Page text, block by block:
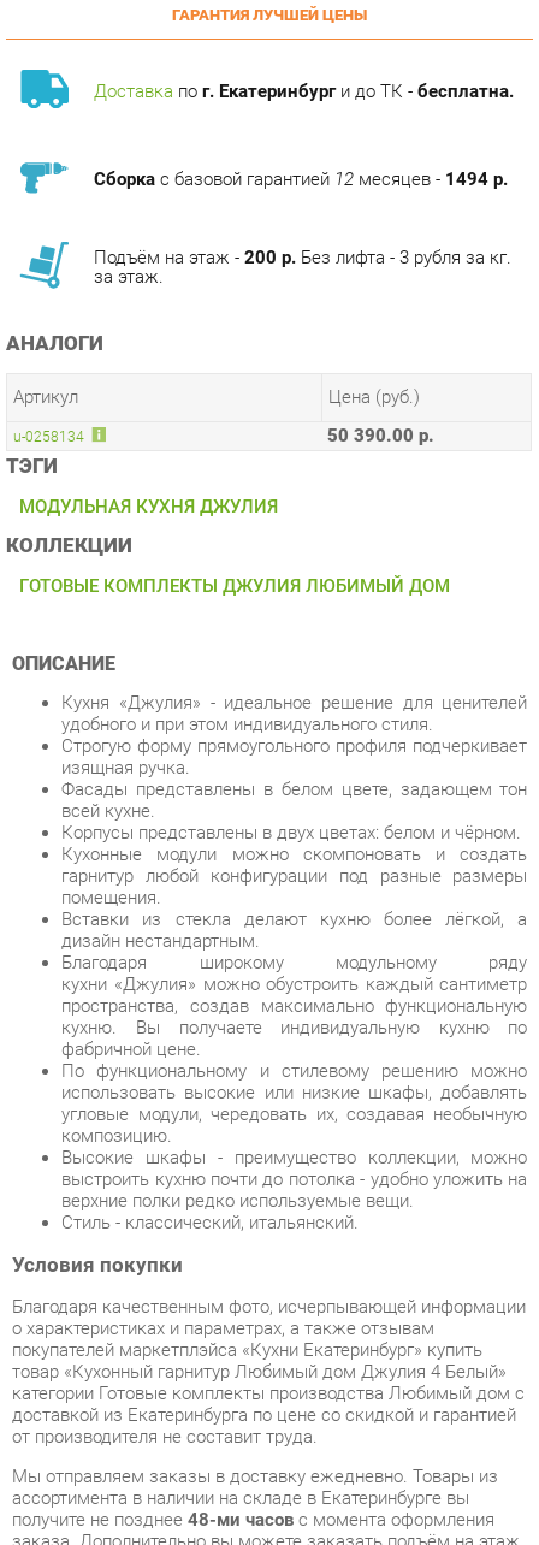
Доставкапог. Екатеринбурги до ТК -бесплатна.
АНАЛОГИ
Артикул
u-0258134 50 390.00 р.
ТЭГИ
МОДУЛЬНАЯ КУХНЯ ДЖУЛИЯ
КОЛЛЕКЦИИ
ГОТОВЫЕ КОМПЛЕКТЫ ДЖУЛИЯ ЛЮБИМЫЙ ДОМ
ОПИСАНИЕ
Строгую форму прямоугольного профиля подчеркивает
изящная ручка.
Фасады представлены в белом цвете, задающем тон
всей кухне.
Корпусы представлены в двух цветах: белом и чёрном.
Кухонные модули можно скомпоновать и создать
гарнитур любой конфигурации под разные размеры
помещения.
Вставки из стекла делают кухню более лёгкой, а
дизайн нестандартным.
Благодаря широкому модульному ряду
кухни «Джулия» можно обустроить каждый сантиметр
пространства, создав максимально функциональную
кухню. Вы получаете индивидуальную кухню по
фабричной цене.
По функциональному и стилевому решению можно
использовать высокие или низкие шкафы, добавлять
угловые модули, чередовать их, создавая необычную
композицию.
Высокие шкафы - преимущество коллекции, можно
выстроить кухню почти до потолка - удобно уложить на
верхние полки редко используемые вещи.
Стиль - классический, итальянский.
Условия покупки
Благодаря качественным фото, исчерпывающей информации
о характеристиках и параметрах, а также отзывам
товар «Кухонный гарнитур Любимый дом Джулия 4 Белый»
доставкой из Екатеринбурга по цене со скидкой и гарантией
от производителя не составит труда.
Мы отправляем заказы в доставку ежедневно. Товары из
ассортимента в наличии на складе в Екатеринбурге вы
получите не позднее48-ми часов с момента оформления
заказа. Дополнительно вы можете заказать подъём на этаж
Срок доставки в другие регионы, и для товаров, находящихся
на складах производителей, рассчитывается индивидуально.
Уточнить наличие, срок и стоимость доставки вы можете